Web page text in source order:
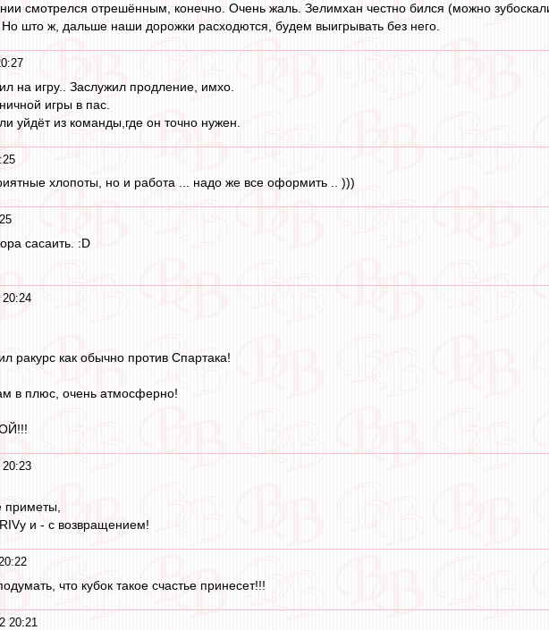
смотрелся отрешённым, конечно. Очень жаль. Зелимхан честно бился (можно
Но што ж, дальше наши дорожки расходются, будем выигрывать без него.
на игру.. Заслужил продление, имхо.
игры в пас.
уйдёт из команды,где он точно нужен.
хлопоты, но и работа ... надо же все оформить .. )))
сасаить. :D
ракурс как обычно против Спартака!
в плюс, очень атмосферно!
приметы,
и - с возвращением!
что кубок такое счастье принесет!!!
20:21